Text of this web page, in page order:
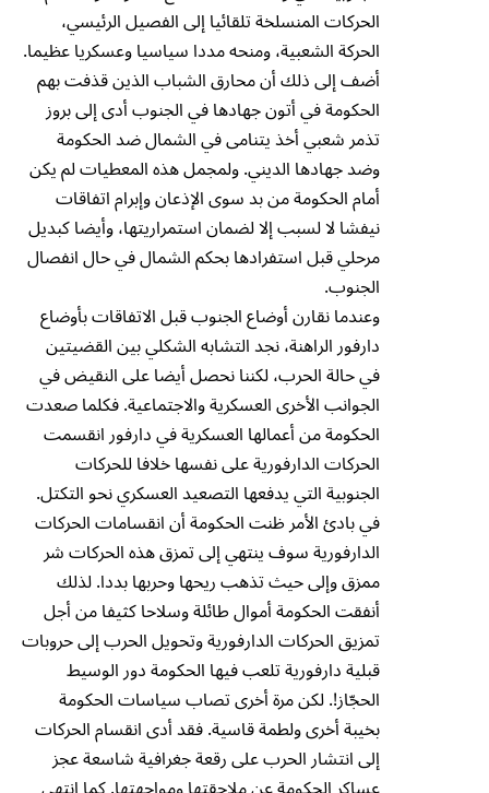
الحركات المنسلخة تلقائيا إلى الفصيل الرئيسي،
الحركة الشعبية، ومنحه مددا سياسيا وعسكريا عظيما.
أضف إلى ذلك أن محارق الشباب الذين قذفت بهم
الحكومة في أتون جهادها في الجنوب أدى إلى بروز
تذمر شعبي أخذ يتنامى في الشمال ضد الحكومة
وضد جهادها الديني. ولمجمل هذه المعطيات لم يكن
أمام الحكومة من بد سوى الإذعان وإبرام اتفاقات
نيفشا لا لسبب إلا لضمان استمراريتها، وأيضا كبديل
مرحلي قبل استفرادها بحكم الشمال في حال انفصال
الجنوب.
وعندما نقارن أوضاع الجنوب قبل الاتفاقات بأوضاع
دارفور الراهنة، نجد التشابه الشكلي بين القضيتين
في حالة الحرب، لكننا نحصل أيضا على النقيض في
الجوانب الأخرى العسكرية والاجتماعية. فكلما صعدت
الحكومة من أعمالها العسكرية في دارفور انقسمت
الحركات الدارفورية على نفسها خلافا للحركات
الجنوبية التي يدفعها التصعيد العسكري نحو التكتل.
في بادئ الأمر ظنت الحكومة أن انقسامات الحركات
الدارفورية سوف ينتهي إلى تمزق هذه الحركات شر
ممزق وإلى حيث تذهب ريحها وحربها بددا. لذلك
أنفقت الحكومة أموال طائلة وسلاحا كثيفا من أجل
تمزيق الحركات الدارفورية وتحويل الحرب إلى حروبات
قبلية دارفورية تلعب فيها الحكومة دور الوسيط
الحجّاز!. لكن مرة أخرى تصاب سياسات الحكومة
بخيبة أخرى ولطمة قاسية. فقد أدى انقسام الحركات
إلى انتشار الحرب على رقعة جغرافية شاسعة عجز